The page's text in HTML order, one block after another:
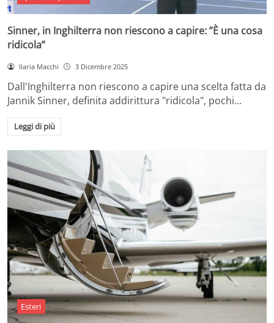
Sinner, in Inghilterra non riescono a capire: ”È una cosa
ridicola”
Ilaria Macchi 3 Dicembre 2025
Dall'Inghilterra non riescono a capire una scelta fatta da
Jannik Sinner, definita addirittura "ridicola", pochi…
Leggi di più
Esteri